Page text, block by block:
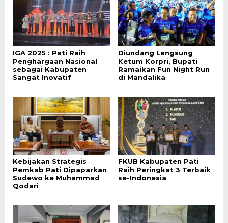
IGA 2025 : Pati Raih
Penghargaan Nasional
sebagai Kabupaten
Sangat Inovatif
Diundang Langsung
Ketum Korpri, Bupati
Ramaikan Fun Night Run
di Mandalika
Kebijakan Strategis
Pemkab Pati Dipaparkan
Sudewo ke Muhammad
Qodari
FKUB Kabupaten Pati
Raih Peringkat 3 Terbaik
se-Indonesia